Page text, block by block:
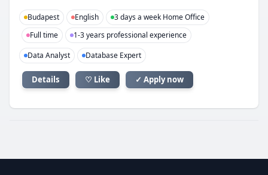
Budapest English
3 days a week Home Office
Full time
1-3 years professional experience
Data Analyst
Database Expert
Details ♡ Like ✓ Apply now